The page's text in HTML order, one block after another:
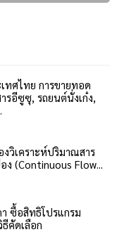
ทศไทย การขายทอด
รอีซูซุ, รถยนต์นั่งเก๋ง,
วิเคราะห์ปริมาณสาร
(Continuous Flow...
ซื้อสิทธิโปรแกรม
คัดเลือก